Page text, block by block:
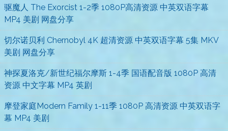
驱魔人 The Exorcist 1-2季 1080P高清资源 中英双语字幕
MP4 美剧 网盘分享
切尔诺贝利 Chernobyl 4K 超清资源 中英双语字幕 5集 MKV
美剧 网盘分享
神探夏洛克/新世纪福尔摩斯 1-4季 国语配音版 1080P 高清
资源 中文字幕 MP4 英剧
摩登家庭Modern Family 1-11季 1080P 高清资源 中英双语字
幕 MP4 美剧